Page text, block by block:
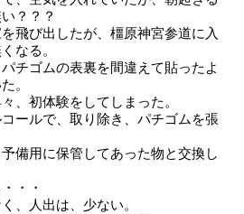
？？？
飛び出したが、橿原神宮参道に入
なる。
チゴムの表裏を間違えて貼ったよ
。
、初体験をしてしまった。
ールで、取り除き、パチゴムを張
備用に保管してあった物と交換し
・・
人出は、少ない。